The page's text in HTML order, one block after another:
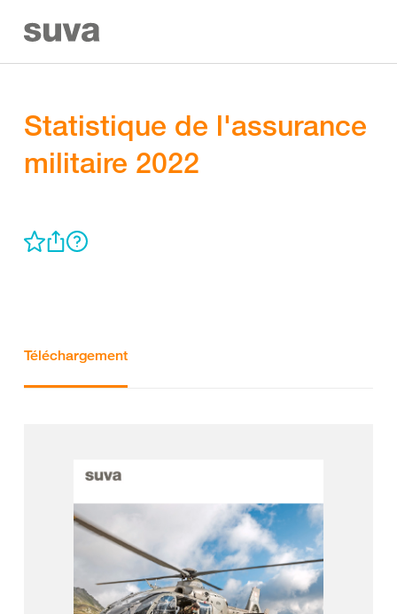
Statistique de l'assurance
militaire 2022
Téléchargement